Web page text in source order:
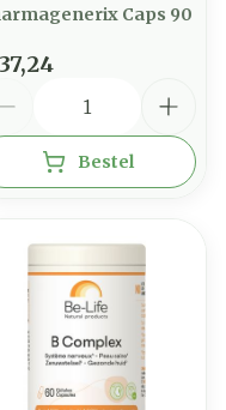
Caps 90
Bestel